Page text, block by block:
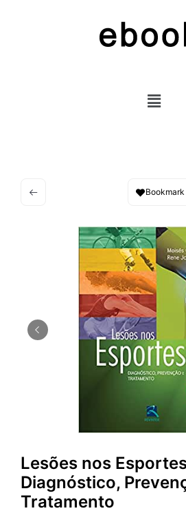
Bookmark
Lesões nos
Diagnóstico,
Tratamento